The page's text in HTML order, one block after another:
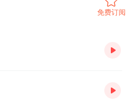
免费订阅